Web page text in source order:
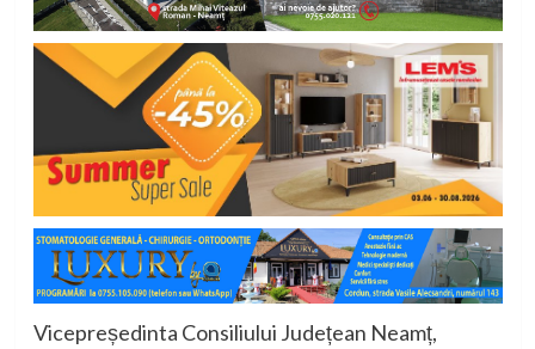
Vicepreședinta Consiliului Județean Neamț,